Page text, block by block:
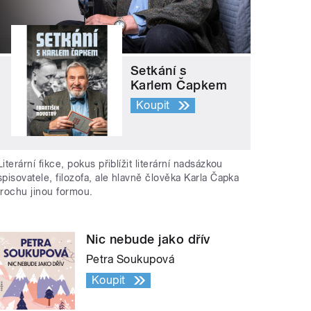
Setkání s
Karlem Čapkem
Koupit
fikce, pokus přiblížit literární nadsázkou
filozofa, ale hlavně člověka Karla Čapka
jinou formou.
Nic nebude jako dřív
Petra Soukupová
Koupit